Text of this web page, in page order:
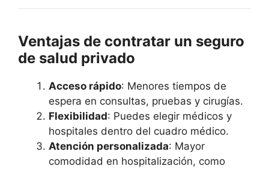
Ventajas de contratar un seguro
de salud privado
Acceso rápido: Menores tiempos de
espera en consultas, pruebas y cirugías.
Flexibilidad: Puedes elegir médicos y
hospitales dentro del cuadro médico.
Atención personalizada: Mayor
comodidad en hospitalización, como